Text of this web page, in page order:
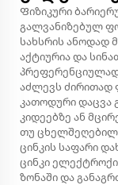
Ფიზიკური
გალვანიზებულ
სახსრის ანოდად
აქტიურია და
პრეფერენციულად
აძლევს ძირითად
კათოდური დაცვა
კიდეებზე ან
თუ
ცინკის საფარი
ცინკი
ზონაში და